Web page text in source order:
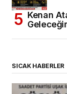
Kenan
SICAK HABERLER